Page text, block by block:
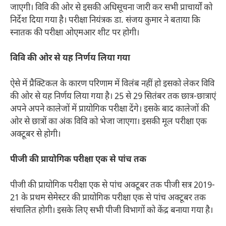
जाएगी। विवि की ओर से इसकी अधिसूचना जारी कर सभी प्राचार्यों को
निर्देश दिया गया है। परीक्षा नियंत्रक डा. संजय कुमार ने बताया कि
स्नातक की परीक्षा ओएमआर शीट पर होगी।
विवि की ओर से यह निर्णय लिया गया
ऐसे में प्रैक्टिकल के कारण परिणाम में विलंब नहीं हो इसको लेकर विवि
की ओर से यह निर्णय लिया गया है। 25 से 29 सितंबर तक छात्र-छात्राएं
अपने अपने कालेजों में प्रायोगिक परीक्षा देंगे। इसके बाद कालेजों की
ओर से छात्रों का अंक विवि को भेजा जाएगा। इसकी मूल परीक्षा एक
अक्टूबर से होगी।
पीजी की प्रायोगिक परीक्षा एक से पांच तक
पीजी की प्रायोगिक परीक्षा एक से पांच अक्टूबर तक पीजी सत्र 2019-
21 के प्रथम सेमेस्टर की प्रायोगिक परीक्षा एक से पांच अक्टूबर तक
संचालित होगी। इसके लिए सभी पीजी विभागों को केंद्र बनाया गया है।